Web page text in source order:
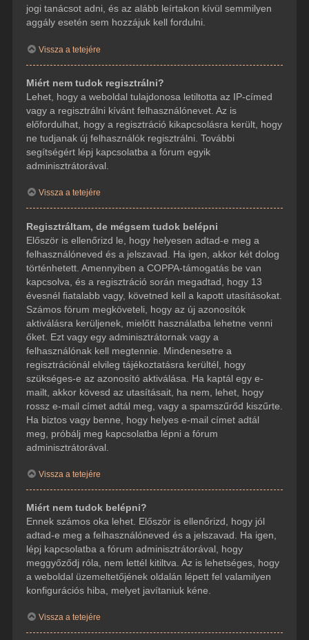
jogi tanácsot adni, és az alább leírtakon kívül semmilyen
aggály esetén sem hozzájuk kell fordulni.
Vissza a tetejére
Miért nem tudok regisztrálni?
Lehet, hogy a weboldal tulajdonosa letiltotta az IP-címed
vagy a regisztrálni kívánt felhasználónevet. Az is
előfordulhat, hogy a regisztráció kikapcsolásra került, hogy
ne tudjanak új felhasználók regisztrálni. További
segítségért lépj kapcsolatba a fórum egyik
adminisztrátorával.
Vissza a tetejére
Regisztráltam, de mégsem tudok belépni
Először is ellenőrizd le, hogy helyesen adtad-e meg a
felhasználóneved és a jelszavad. Ha igen, akkor két dolog
történhetett. Amennyiben a COPPA-támogatás be van
kapcsolva, és a regisztráció során megadtad, hogy 13
évesnél fiatalabb vagy, követned kell a kapott utasításokat.
Számos fórum megköveteli, hogy az új azonosítók
aktiválásra kerüljenek, mielőtt használatba lehetne venni
őket. Ezt vagy egy adminisztrátornak vagy a
felhasználónak kell megtennie. Mindenesetre a
regisztrációnál elvileg tájékoztatásra kerültél, hogy
szükséges-e az azonosító aktiválása. Ha kaptál egy e-
mailt, akkor kövesd az utasításait, ha nem, lehet, hogy
rossz e-mail címet adtál meg, vagy a spamszűrőd kiszűrte.
Ha biztos vagy benne, hogy helyes e-mail címet adtál
meg, próbálj meg kapcsolatba lépni a fórum
adminisztrátorával.
Vissza a tetejére
Miért nem tudok belépni?
Ennek számos oka lehet. Először is ellenőrizd, hogy jól
adtad-e meg a felhasználóneved és a jelszavad. Ha igen,
lépj kapcsolatba a fórum adminisztrátorával, hogy
meggyőződj róla, nem lettél kitiltva. Az is lehetséges, hogy
a weboldal üzemeltetőjének oldalán lépett fel valamilyen
konfigurációs hiba, melyet javítaniuk kéne.
Vissza a tetejére